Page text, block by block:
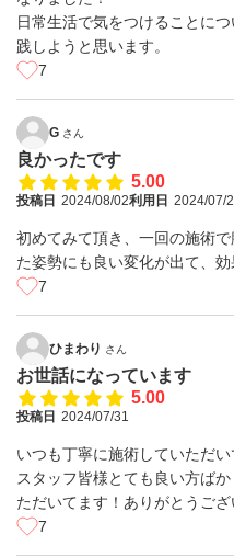
日常生活で気をつけることに
践しようと思います。
7
G さん
良かったです
5.00
投稿日 2024/08/02利用日 2024/07/
初めてみて頂き、一回の施術
た姿勢にも良い変化が出て、効
7
ひまわり さん
お世話になっています
5.00
投稿日 2024/07/31
いつも丁寧に施術していただ
スタッフ皆様とても良い方ば
ただいてます！ありがとうござ
7